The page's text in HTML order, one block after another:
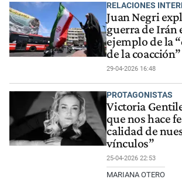
RELACIONES
Juan Negri
guerra de Irán
ejemplo de la
de la coacción”
29-04-2026 16:48
PROTAGONISTAS
Victoria
que nos hace
calidad de
vínculos”
25-04-2026 22:53
MARIANA OTERO